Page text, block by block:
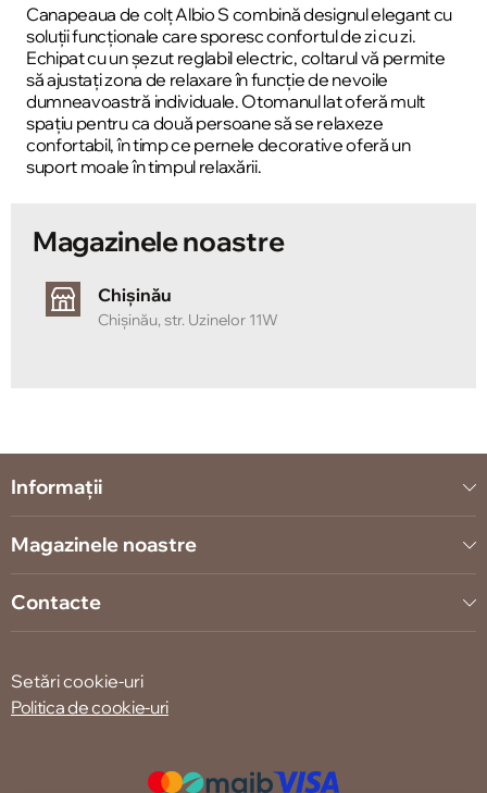
Canapeaua de colț Albio S combină designul elegant cu
soluții funcționale care sporesc confortul de zi cu zi.
Echipat cu un șezut reglabil electric, coltarul vă permite
să ajustați zona de relaxare în funcție de nevoile
dumneavoastră individuale. Otomanul lat oferă mult
spațiu pentru ca două persoane să se relaxeze
confortabil, în timp ce pernele decorative oferă un
suport moale în timpul relaxării.
Magazinele noastre
Chișinău
Chișinău, str. Uzinelor 11W
Informații
Magazinele noastre
Contacte
Setări cookie-uri
Politica de cookie-uri